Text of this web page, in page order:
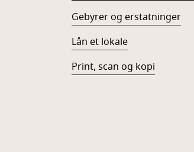
Gebyrer og erstatninger
Lån et lokale
Print, scan og kopi